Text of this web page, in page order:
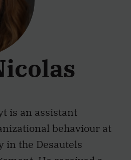
is an assistant
behaviour at
in the Desautels